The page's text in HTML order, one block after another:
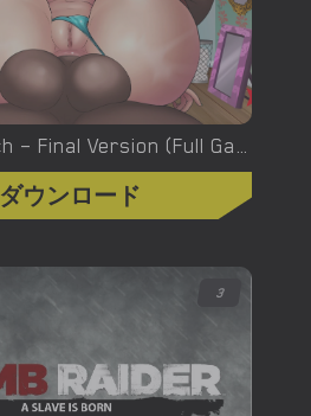
Turning Bitch – Final Version (Full Game) [NowaJoestar]
ダウンロード
3